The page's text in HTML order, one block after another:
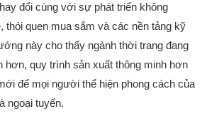
đổi cùng với sự phát triển không
thói quen mua sắm và các nền tảng kỹ
này cho thấy ngành thời trang đang
quy trình sản xuất thông minh hơn
để mọi người thể hiện phong cách của
ngoại tuyến.